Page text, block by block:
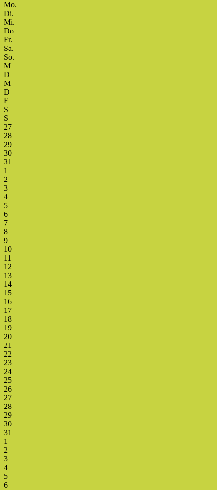
Mo.
Di.
Mi.
Do.
Fr.
Sa.
So.
M
D
M
D
F
S
S
27
28
29
30
31
1
2
3
4
5
6
7
8
9
10
11
12
13
14
15
16
17
18
19
20
21
22
23
24
25
26
27
28
29
30
31
1
2
3
4
5
6